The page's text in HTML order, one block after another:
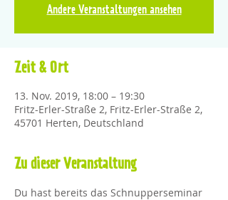
Andere Veranstaltungen ansehen
Zeit & Ort
13. Nov. 2019, 18:00 – 19:30
Fritz-Erler-Straße 2, Fritz-Erler-Straße 2,
45701 Herten, Deutschland
Zu dieser Veranstaltung
Du hast bereits das Schnupperseminar